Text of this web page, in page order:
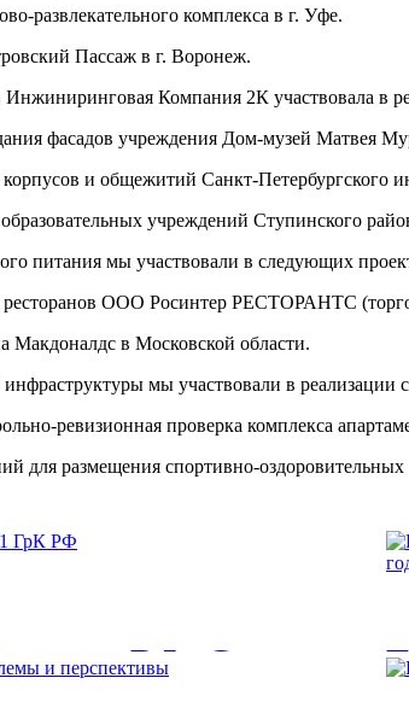
развлекательного комплекса в г. Уфе.
Пассаж в г. Воронеж.
Инжиниринговая Компания 2К участвовала в
фасадов учреждения Дом-музей Матвея
и общежитий Санкт-
учреждений Ступинского
питания мы участвовали в следующих
ресторанов ООО Росинтер РЕСТОРАНТС
Макдоналдс в Московской области.
мы участвовали в реализации
ревизионная проверка комплекса
для размещения спортивно-
РФ, Статья